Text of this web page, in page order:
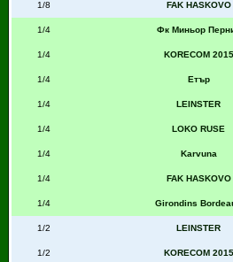
1/8 FAK HASKOVO
1/4 Фк Миньор
1/4 KORECOM 2015
1/4 Етър
1/4 LEINSTER
1/4 LOKO RUSE
1/4 Karvuna
1/4 FAK HASKOVO
1/4 Girondins
1/2 LEINSTER
1/2 KORECOM 2015